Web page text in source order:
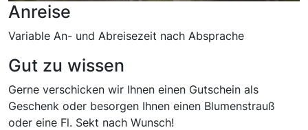
Anreise
Variable An- und Abreisezeit nach Absprache
Gut zu wissen
Gerne verschicken wir Ihnen einen Gutschein als
Geschenk oder besorgen Ihnen einen Blumenstrauß
oder eine Fl. Sekt nach Wunsch!